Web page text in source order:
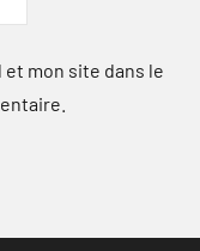
mon site dans le